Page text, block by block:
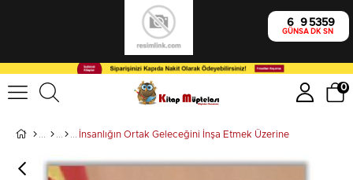
6
GÜN
9
SA
53
DK
59
SN
0
İnsanlığın Ortak Geleceğini İnşa Etmek Üzerine